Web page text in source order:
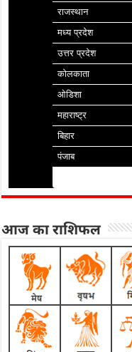
राजस्थान
मध्य प्रदेश
उत्तर प्रदेश
कोलकाता
ओडिशा
महाराष्ट्र
बिहार
पंजाब
आज का राशिफल